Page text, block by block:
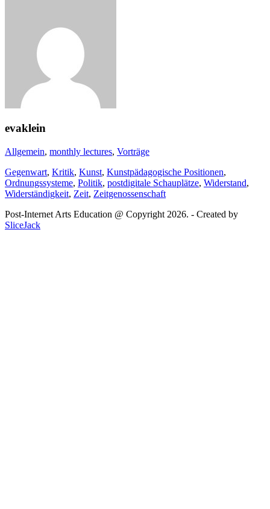
evaklein
Allgemein, monthly lectures, Vorträge
Gegenwart, Kritik, Kunst, Kunstpädagogische Positionen,
Ordnungssysteme, Politik, postdigitale Schauplätze, Widerstand,
Widerständigkeit, Zeit, Zeitgenossenschaft
Post-Internet Arts Education @ Copyright 2026. - Created by
SliceJack